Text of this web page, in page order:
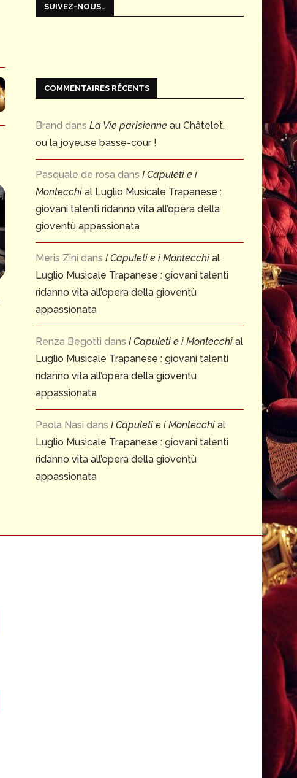
Le siège de Corinthe : 1826-
2026Pour en savoir...
OPERAFEST 2026 –
DE TURANDOT &
VARIATIONS
1 juillet 2026
SUIVEZ-NOUS…
COMMENTAIRES RÉCENTS
Brand dans La Vie parisienne au Châtelet,
ou la joyeuse basse-cour !
Pasquale de rosa dans I Capuleti e i
Montecchi al Luglio Musicale Trapanese :
giovani talenti ridanno vita all’opera della
gioventù appassionata
Meris Zini dans I Capuleti e i Montecchi al
Luglio Musicale Trapanese : giovani talenti
ridanno vita all’opera della gioventù
appassionata
Renza Begotti dans I Capuleti e i Montecchi al
Luglio Musicale Trapanese : giovani talenti
ridanno vita all’opera della gioventù
appassionata
Paola Nasi dans I Capuleti e i Montecchi al
Luglio Musicale Trapanese : giovani talenti
ridanno vita all’opera della gioventù
appassionata